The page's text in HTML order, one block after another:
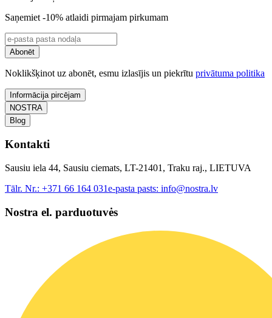
Saņemiet -10% atlaidi pirmajam pirkumam
Abonēt
Noklikšķinot uz abonēt, esmu izlasījis un piekrītu privātuma politika
Informācija pircējam
NOSTRA
Blog
Kontakti
Sausiu iela 44, Sausiu ciemats, LT-21401, Traku raj., LIETUVA
Tālr. Nr.: +371 66 164 031e-pasta pasts: info@nostra.lv
Nostra el. parduotuvės